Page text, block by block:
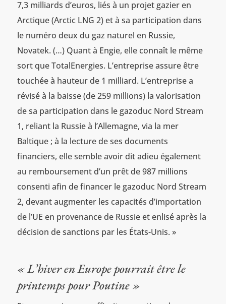
7,3 milliards d’euros, liés à un projet gazier en
Arctique (Arctic LNG 2) et à sa participation dans
le numéro deux du gaz naturel en Russie,
Novatek. (…) Quant à Engie, elle connaît le même
sort que TotalEnergies. L’entreprise assure être
touchée à hauteur de 1 milliard. L’entreprise a
révisé à la baisse (de 259 millions) la valorisation
de sa participation dans le gazoduc Nord Stream
1, reliant la Russie à l’Allemagne, via la mer
Baltique ; à la lecture de ses documents
financiers, elle semble avoir dit adieu également
au remboursement d’un prêt de 987 millions
consenti afin de financer le gazoduc Nord Stream
2, devant augmenter les capacités d’importation
de l’UE en provenance de Russie et enlisé après la
décision de sanctions par les États-Unis. »
« L’hiver en Europe pourrait être le
printemps pour Poutine »